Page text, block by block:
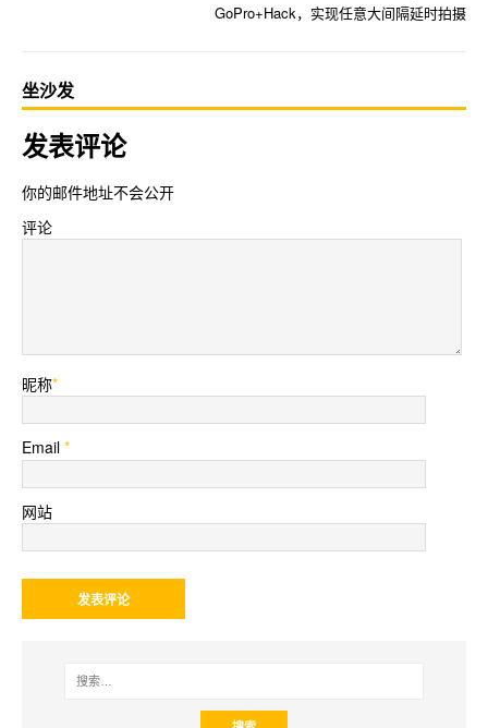
GoPro+Hack，实现任意大间隔延时拍摄
坐沙发
发表评论
你的邮件地址不会公开
评论
昵称*
Email *
网站